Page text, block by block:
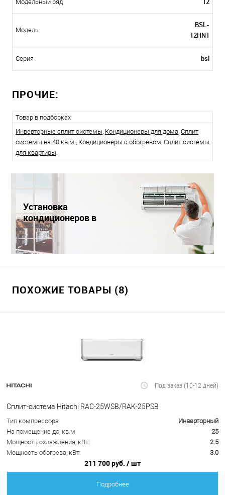
Модельный ряд
Модель
BSL-
12HN1
Серия bsl
ПРОЧИЕ:
Товар в подборках
Инверторные сплит системы, Кондиционеры для дома, Сплит
системы на 40 кв.м., Кондиционеры с обогревом, Сплит системы
для квартиры.
Установка
кондиционеров в
Краснодаре
ПОХОЖИЕ ТОВАРЫ (8)
Под заказ (10-12 дней)
Сплит-система Hitachi RAC-25WSB/RAK-25PSB
Тип компрессора
Инверторный
На помещение до, кв.м
25
Мощность охлаждения, кВт:
2.5
Мощность обогрева, кВт:
3.0
211 700 руб. / шт
Подробнее